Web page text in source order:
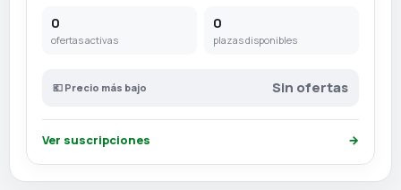
0
ofertas activas
0
plazas disponibles
💶 Precio más bajo Sin ofertas
Ver suscripciones →